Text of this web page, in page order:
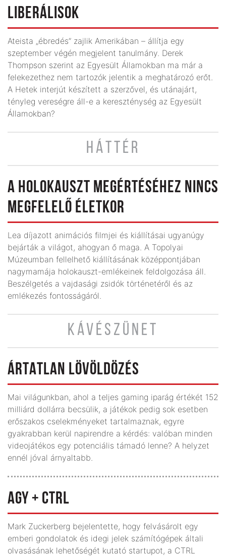
LIBERÁLISOK
Ateista „ébredés” zajlik Amerikában – állítja egy
szeptember végén megjelent tanulmány. Derek
Thompson szerint az Egyesült Államokban ma már a
felekezethez nem tartozók jelentik a meghatározó erőt.
A Hetek interjút készített a szerzővel, és utánajárt,
tényleg vereségre áll-e a kereszténység az Egyesült
Államokban?
HÁTTÉR
A HOLOKAUSZT MEGÉRTÉSÉHEZ NINCS
MEGFELELŐ ÉLETKOR
Lea díjazott animációs filmjei és kiállításai ugyanúgy
bejárták a világot, ahogyan ő maga. A Topolyai
Múzeumban fellelhető kiállításának középpontjában
nagymamája holokauszt-emlékeinek feldolgozása áll.
Beszélgetés a vajdasági zsidók történetéről és az
emlékezés fontosságáról.
KÁVÉSZÜNET
ÁRTATLAN LÖVÖLDÖZÉS
Mai világunkban, ahol a teljes gaming iparág értékét 152
milliárd dollárra becsülik, a játékok pedig sok esetben
erőszakos cselekményeket tartalmaznak, egyre
gyakrabban kerül napirendre a kérdés: valóban minden
videojátékos egy potenciális támadó lenne? A helyzet
ennél jóval árnyaltabb.
AGY + CTRL
Mark Zuckerberg bejelentette, hogy felvásárolt egy
emberi gondolatok és idegi jelek számítógépek általi
olvasásának lehetőségét kutató startupot, a CTRL